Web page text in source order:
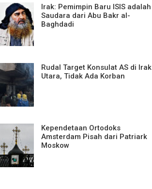
Irak: Pemimpin Baru ISIS adalah
Saudara dari Abu Bakr al-
Baghdadi
Rudal Target Konsulat AS di Irak
Utara, Tidak Ada Korban
Kependetaan Ortodoks
Amsterdam Pisah dari Patriark
Moskow